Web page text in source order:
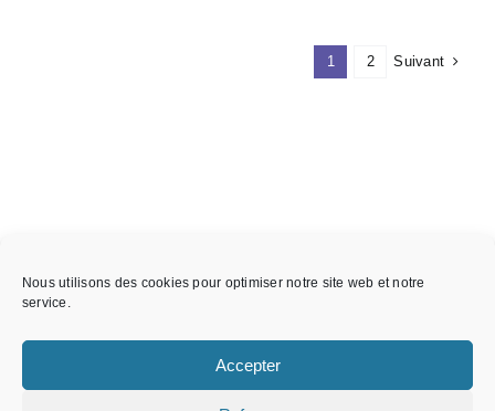
Nous utilisons des cookies pour optimiser notre site web et notre
service.
Accepter
1 2 Suivant